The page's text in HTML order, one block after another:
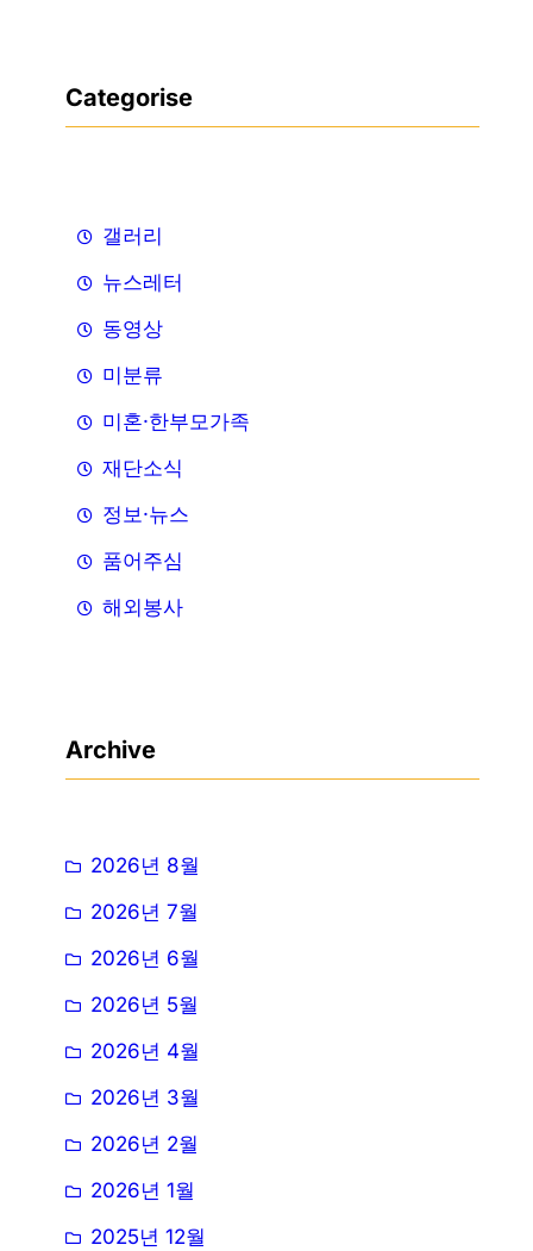
Categorise
갤러리
뉴스레터
동영상
미분류
미혼·한부모가족
재단소식
정보·뉴스
품어주심
해외봉사
Archive
2026년 8월
2026년 7월
2026년 6월
2026년 5월
2026년 4월
2026년 3월
2026년 2월
2026년 1월
2025년 12월